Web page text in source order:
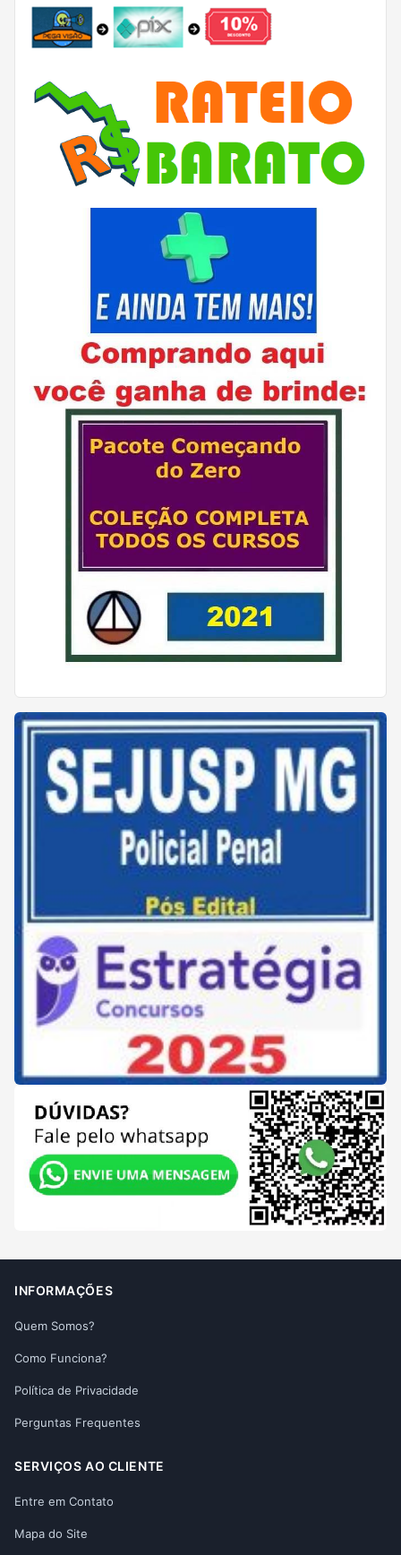
INFORMAÇÕES
Quem Somos?
Como Funciona?
Política de Privacidade
Perguntas Frequentes
SERVIÇOS AO CLIENTE
Entre em Contato
Mapa do Site